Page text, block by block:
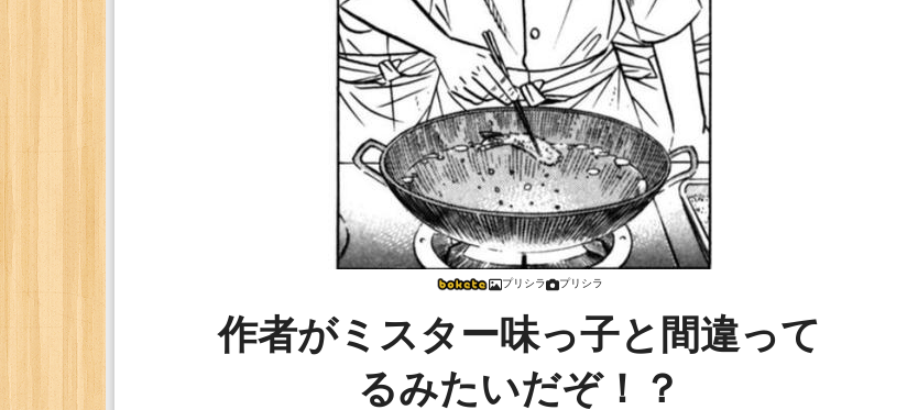
プリシラ プリシラ
作者がミスター味っ子と間違って
るみたいだぞ！？